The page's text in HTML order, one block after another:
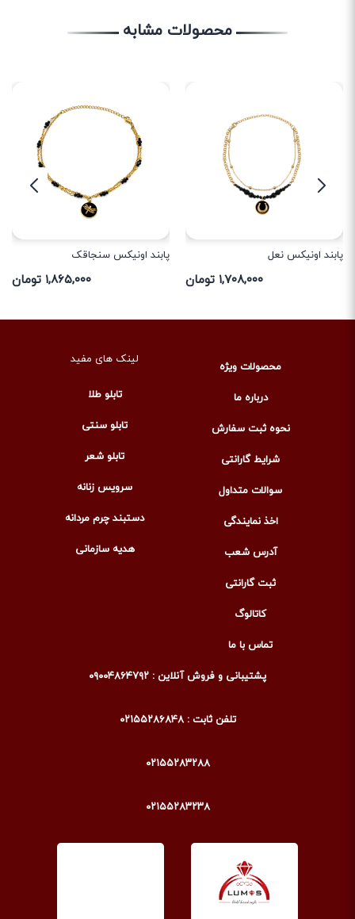
محصولات مشابه
پابند اونیکس نعل
۱,۷۰۸,۰۰۰ تومان
پابند اونیکس سنجاقک
۱,۸۶۵,۰۰۰ تومان
محصولات ویژه
درباره ما
نحوه ثبت سفارش
شرایط گارانتی
سوالات متداول
اخذ نمایندگی
آدرس شعب
ثبت گارانتی
کاتالوگ
تماس با ما
لینک های مفید
تابلو طلا
تابلو سنتی
تابلو شعر
سرویس زنانه
دستبند چرم مردانه
هدیه سازمانی
پشتیبانی و فروش آنلاین : ۰۹۰۰۴۸۶۴۷۹۲
تلفن ثابت : ۰۲۱۵۵۲۸۶۸۴۸
۰۲۱۵۵۲۸۳۲۸۸
۰۲۱۵۵۲۸۳۲۳۸